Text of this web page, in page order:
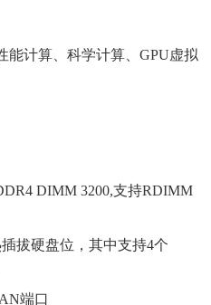
能计算、科学计算、GPU虚拟
DIMM 3200,支持RDIMM
拔硬盘位，其中支持4个
端口